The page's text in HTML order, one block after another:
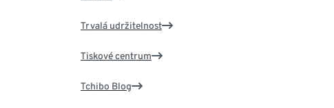
Trvalá udržitelnost
Tiskové centrum
Tchibo Blog